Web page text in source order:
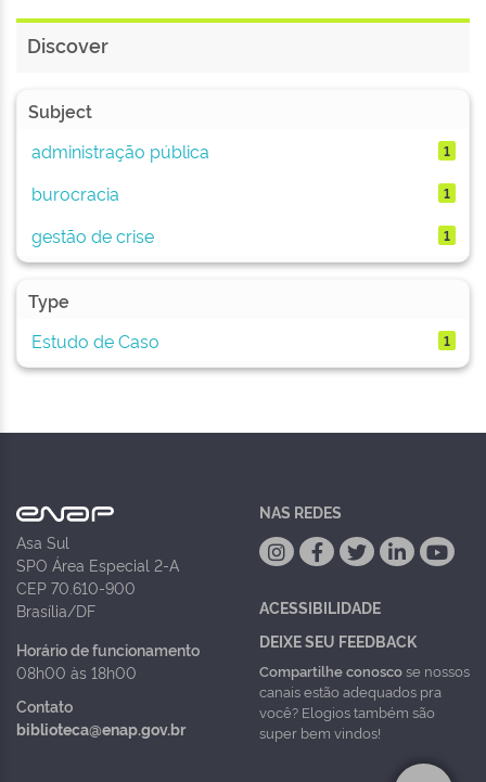
Discover
Subject
administração pública
1
burocracia 1
gestão de crise 1
Type
Estudo de Caso
1
Asa Sul
SPO Área Especial 2-A
CEP 70.610-900
Brasília/DF
Horário de funcionamento
08h00 às 18h00
Contato
biblioteca@enap.gov.br
NAS REDES
ACESSIBILIDADE
DEIXE SEU FEEDBACK
Compartilhe conoscose nossos
canais estão adequados pra
você? Elogios também são
super bem vindos!